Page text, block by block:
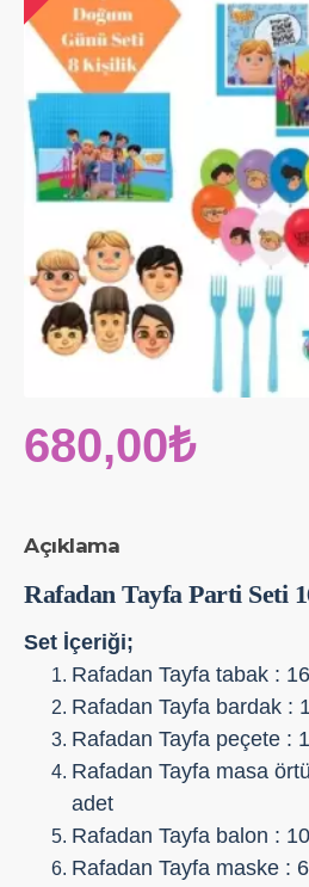
Açıklama
Rafadan Tayfa Parti Seti
Set İçeriği;
Rafadan Tayfa tabak :
Rafadan Tayfa bardak :
Rafadan Tayfa peçete :
Rafadan Tayfa masa
adet
Rafadan Tayfa balon :
Rafadan Tayfa maske :
680,00₺